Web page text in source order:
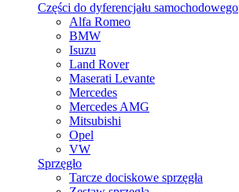
Części do dyferencjału samochodowego
Alfa Romeo
BMW
Isuzu
Land Rover
Maserati Levante
Mercedes
Mercedes AMG
Mitsubishi
Opel
VW
Sprzęgło
Tarcze dociskowe sprzęgła